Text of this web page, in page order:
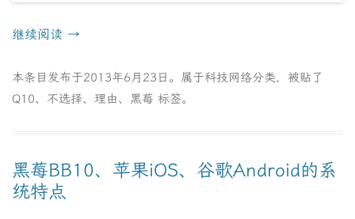
继续阅读 →
本条目发布于2013年6月23日 。属于科技网络分类，被贴了
Q10、 不选择、 理由、 黑莓 标签。
黑莓BB10、苹果iOS、谷歌Android的系
统特点